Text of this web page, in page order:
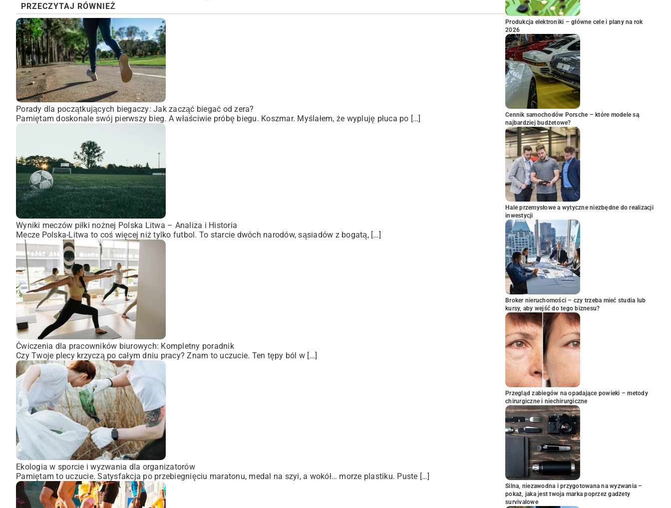
PRZECZYTAJ RÓWNIEŻ
Porady dla początkujących biegaczy: Jak zacząć biegać od zera?
Pamiętam doskonale swój pierwszy bieg. A właściwie próbę biegu. Koszmar. Myślałem, że wypluję płuca po […]
Wyniki meczów piłki nożnej Polska Litwa – Analiza i Historia
Mecze Polska-Litwa to coś więcej niż tylko futbol. To starcie dwóch narodów, sąsiadów z bogatą, […]
Ćwiczenia dla pracowników biurowych: Kompletny poradnik
Czy Twoje plecy krzyczą po całym dniu pracy? Znam to uczucie. Ten tępy ból w […]
Ekologia w sporcie i wyzwania dla organizatorów
Pamiętam to uczucie. Satysfakcja po przebiegnięciu maratonu, medal na szyi, a wokół… morze plastiku. Puste […]
Produkcja elektroniki – główne cele i plany na rok
2026
Cennik samochodów Porsche – które modele są
najbardziej budżetowe?
Hale przemysłowe a wytyczne niezbędne do realizacji
inwestycji
Broker nieruchomości – czy trzeba mieć studia lub
kursy, aby wejść do tego biznesu?
Przegląd zabiegów na opadające powieki – metody
chirurgiczne i niechirurgiczne
Silna, niezawodna i przygotowana na wyzwania –
pokaż, jaka jest twoja marka poprzez gadżety
survivalowe